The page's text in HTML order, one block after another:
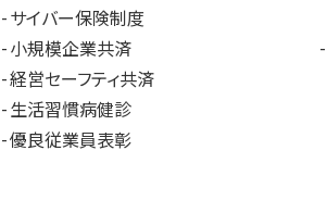
サイバー保険制度
小規模企業共済
経営セーフティ共済
生活習慣病健診
優良従業員表彰